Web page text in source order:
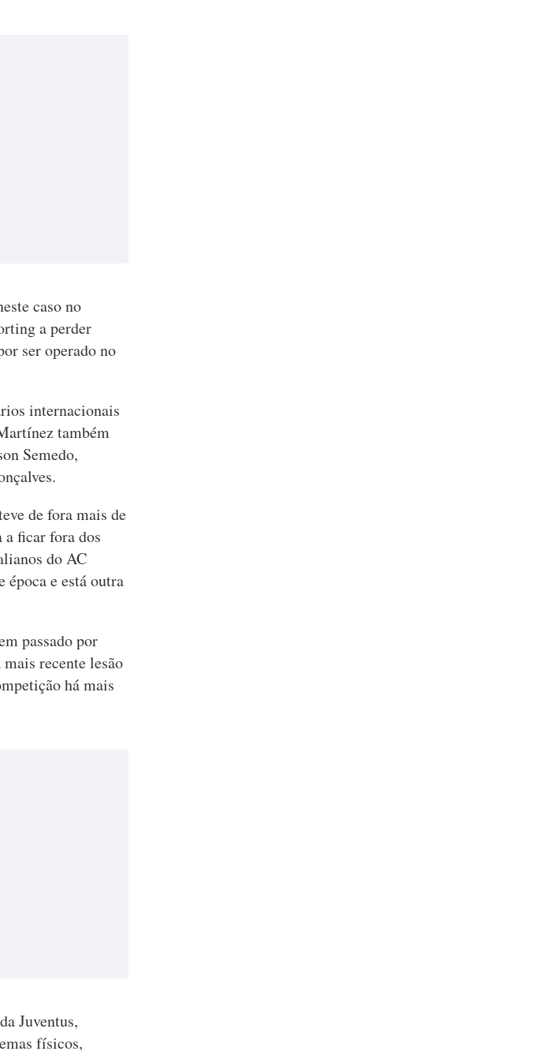
caso no
a perder
ser operado no
internacionais
também
Semedo,
de fora mais de
a ficar fora dos
do AC
e está outra
passado por
recente lesão
há mais
Juventus,
físicos,